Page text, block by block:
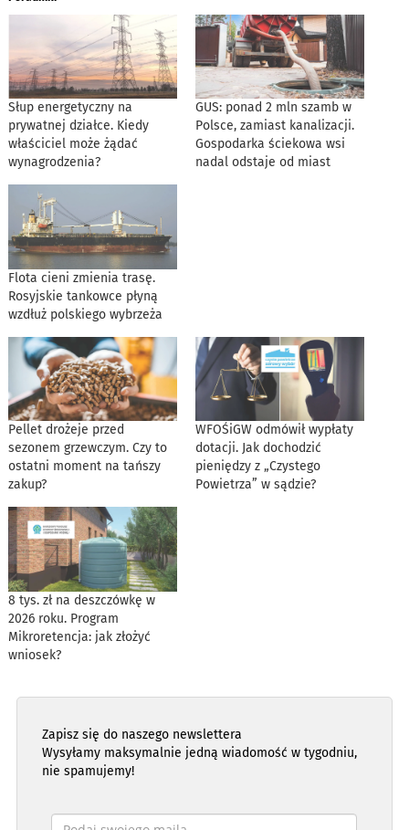
Słup energetyczny na
prywatnej działce. Kiedy
właściciel może żądać
wynagrodzenia?
GUS: ponad 2 mln szamb w
Polsce, zamiast kanalizacji.
Gospodarka ściekowa wsi
nadal odstaje od miast
Flota cieni zmienia trasę.
Rosyjskie tankowce płyną
wzdłuż polskiego wybrzeża
Pellet drożeje przed
sezonem grzewczym. Czy to
ostatni moment na tańszy
zakup?
WFOŚiGW odmówił wypłaty
dotacji. Jak dochodzić
pieniędzy z „Czystego
Powietrza” w sądzie?
8 tys. zł na deszczówkę w
2026 roku. Program
Mikroretencja: jak złożyć
wniosek?
Zapisz się do naszego newslettera
Wysyłamy maksymalnie jedną wiadomość w tygodniu,
nie spamujemy!